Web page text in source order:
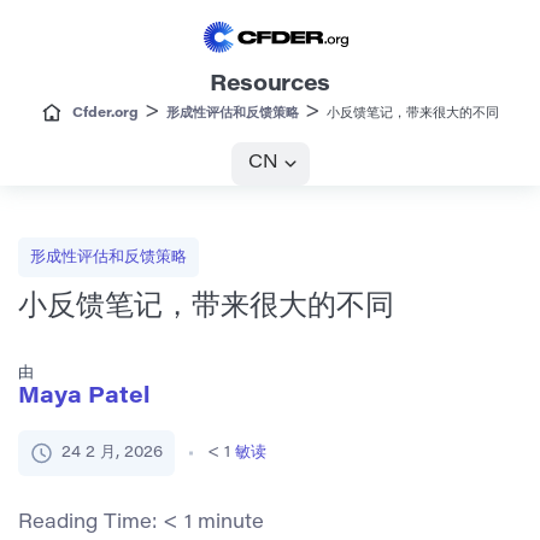
Resources
Cfder.org > 形成性评估和反馈策略> 小反馈笔记，带来很大的不同
CN
形成性评估和反馈策略
小反馈笔记，带来很大的不同
由
Maya Patel
24 2 月, 2026 < 1 敏读
Reading Time: < 1 minute